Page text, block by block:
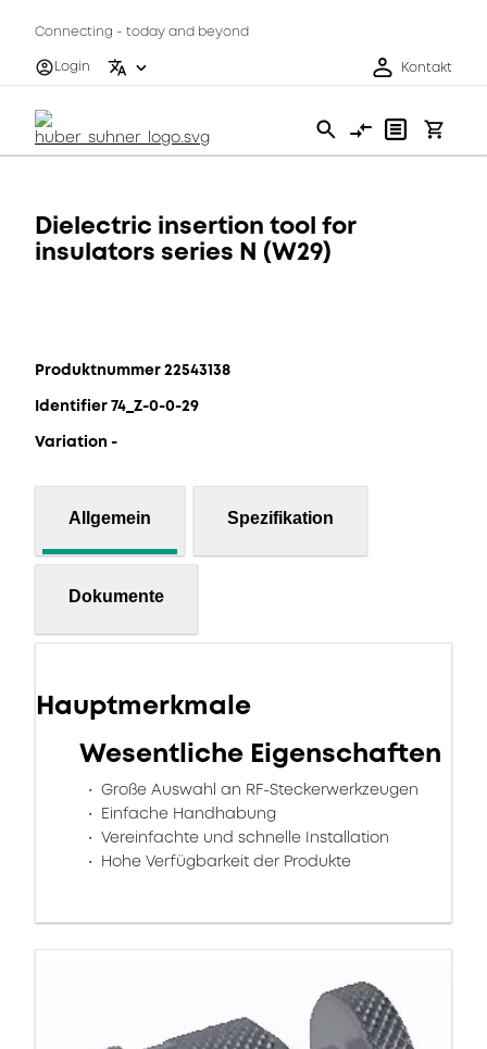
Connecting - today and beyond
Login
Kontakt
Dielectric insertion tool for
insulators series N (W29)
Produktnummer 22543138
Identifier 74_Z-0-0-29
Variation -
Allgemein Spezifikation
Dokumente
Hauptmerkmale
Wesentliche Eigenschaften
Große Auswahl an RF-Steckerwerkzeugen
Einfache Handhabung
Vereinfachte und schnelle Installation
Hohe Verfügbarkeit der Produkte